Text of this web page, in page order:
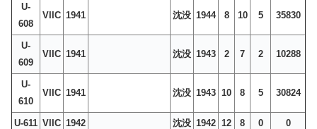
U-
608
VIIC 1941 沈没 1944 8 10 5 35830
U-
609
VIIC 1941 沈没 1943 2 7 2 10288
U-
610
VIIC 1941 沈没 1943 10 8 5 30824
U-611 VIIC 1942 沈没 1942 12 8 0 0